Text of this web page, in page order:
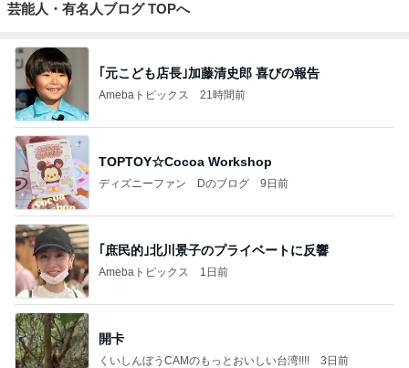
芸能人・有名人ブログ TOPへ
｢元こども店長｣加藤清史郎 喜びの報告
Amebaトピックス 21時間前
TOPTOY☆Cocoa Workshop
ディズニーファン Dのブログ 9日前
｢庶民的｣北川景子のプライベートに反響
Amebaトピックス 1日前
開卡
くいしんぼうCAMのもっとおいしい台湾!!!! 3日前